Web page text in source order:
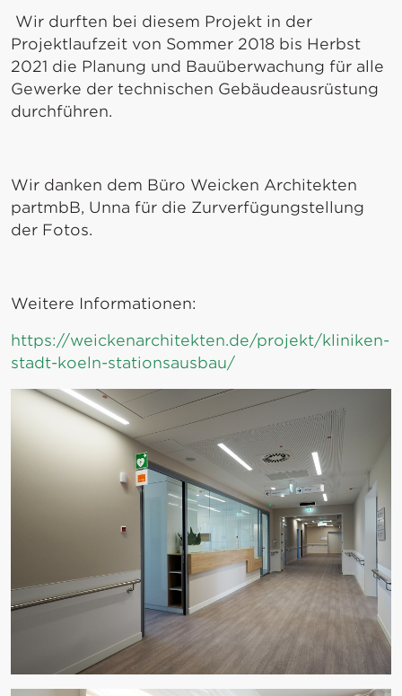
Wir durften bei diesem Projekt in der
Projektlaufzeit von Sommer 2018 bis Herbst
2021 die Planung und Bauüberwachung für alle
Gewerke der technischen Gebäudeausrüstung
durchführen.
Wir danken dem Büro Weicken Architekten
partmbB, Unna für die Zurverfügungstellung
der Fotos.
Weitere Informationen:
https://weickenarchitekten.de/projekt/kliniken-
stadt-koeln-stationsausbau/